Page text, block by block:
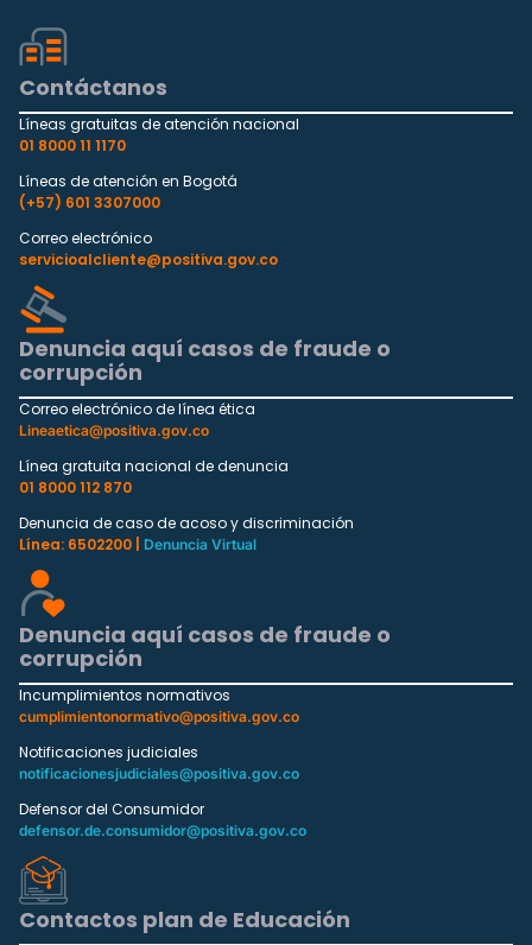
Contáctanos
Líneas gratuitas de atención nacional
01 8000 11 1170
Líneas de atención en Bogotá
(+57) 601 3307000
Correo electrónico
servicioalcliente@positiva.gov.co
Denuncia aquí casos de fraude o
corrupción
Correo electrónico de línea ética
Lineaetica@positiva.gov.co
Línea gratuita nacional de denuncia
01 8000 112 870
Denuncia de caso de acoso y discriminación
Línea: 6502200 |
Denuncia Virtual
Denuncia aquí casos de fraude o
corrupción
Incumplimientos normativos
cumplimientonormativo@positiva.gov.co
Notificaciones judiciales
notificacionesjudiciales@positiva.gov.co
Defensor del Consumidor
defensor.de.consumidor@positiva.gov.co
Contactos plan de Educación